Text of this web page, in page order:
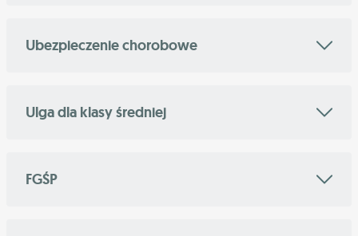
Ubezpieczenie chorobowe
Ulga dla klasy średniej
FGŚP